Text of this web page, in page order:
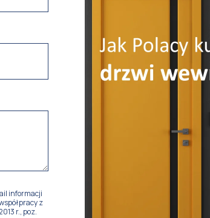
informacji
z
r., poz.